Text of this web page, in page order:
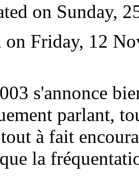
on Sunday,
on Friday, 12
s'annonce
parlant,
à fait
la